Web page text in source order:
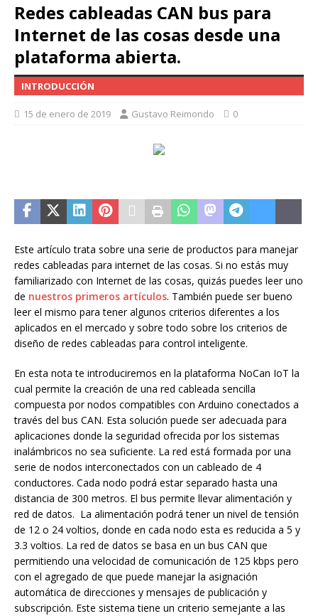
Redes cableadas CAN bus para
Internet de las cosas desde una
plataforma abierta.
INTRODUCCIÓN
15 de enero de 2019 Gustavo Reimondo 0
Este artículo trata sobre una serie de productos para manejar
redes cableadas para internet de las cosas. Si no estás muy
familiarizado con Internet de las cosas, quizás puedes leer uno
de nuestros primeros artículos. También puede ser bueno
leer el mismo para tener algunos criterios diferentes a los
aplicados en el mercado y sobre todo sobre los criterios de
diseño de redes cableadas para control inteligente.
En esta nota te introduciremos en la plataforma NoCan IoT la
cual permite la creación de una red cableada sencilla
compuesta por nodos compatibles con Arduino conectados a
través del bus CAN. Esta solución puede ser adecuada para
aplicaciones donde la seguridad ofrecida por los sistemas
inalámbricos no sea suficiente. La red está formada por una
serie de nodos interconectados con un cableado de 4
conductores. Cada nodo podrá estar separado hasta una
distancia de 300 metros. El bus permite llevar alimentación y
red de datos. La alimentación podrá tener un nivel de tensión
de 12 o 24 voltios, donde en cada nodo esta es reducida a 5 y
3.3 voltios. La red de datos se basa en un bus CAN que
permitiendo una velocidad de comunicación de 125 kbps pero
con el agregado de que puede manejar la asignación
automática de direcciones y mensajes de publicación y
subscripción. Este sistema tiene un criterio semejante a las